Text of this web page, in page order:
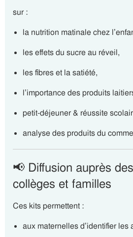
sur :
la nutrition matinale chez
les effets du sucre au réveil,
les fibres et la satiété,
l’importance des produits
petit-déjeuner & réussite
analyse des produits du
📢 Diffusion auprès
collèges et familles
Ces kits permettent :
aux maternelles d’identifier les